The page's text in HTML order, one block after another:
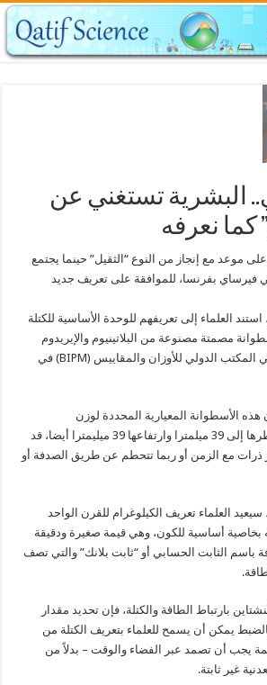
البشرية تستغني عن
كما نعرفه
موعد مع إنجاز من النوع “الثقيل” حينما يجتمع
من 60 دولة في فيرساي بفرنسا، للموافقة على تعريف جديد
العلماء إلى تعريفهم للوحدة الأساسية للكتلة
مصمتة مصنوعة من البلاتينيوم والإيريدوم
موضوعة في قبو مغلق في المكتب الدولي للأوزان والمقاييس (BIPM) في
هذه الأسطوانة المعيارية المحددة لوزن
الكيلوغرام، التي يصل قطرها إلى 39 ميلمترا وارتفاعها 39 ميليمترا أيضا، قد
ذرات مع الزمن أو ربما تتحطم عن طريق الصدفة أو
العلماء تعريف الكيلوغرام للقرن الواحد
أساسية للكون، وهي قيمة صغيرة ودقيقة
باسم الثابت الحسابي أو “ثابت بلانك” والتي تصف
بارتباط الطاقة والكتلة، فإن تحديد مقدار
يمكن أن يسمح للعلماء بتعريف الكتلة من
يجب أن تصمد عبر الفضاء والوقت – بدلاً من
غير ثابتة.